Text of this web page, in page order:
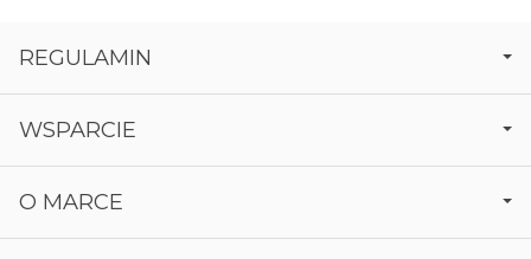
REGULAMIN
WSPARCIE
O MARCE